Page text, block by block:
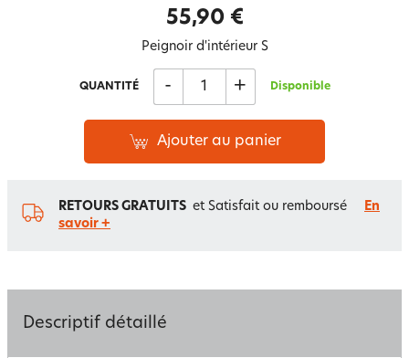
55,90 €
Peignoir d'intérieur S
QUANTITÉ - + Disponible
Ajouter au panier
RETOURS GRATUITS et Satisfait ou remboursé
En
savoir +
Descriptif détaillé